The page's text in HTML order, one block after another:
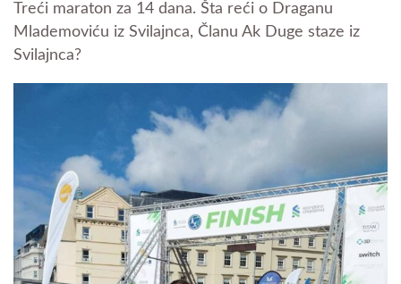
Treći maraton za 14 dana. Šta reći o Draganu
Mlademoviću iz Svilajnca, Članu Ak Duge staze iz
Svilajnca?